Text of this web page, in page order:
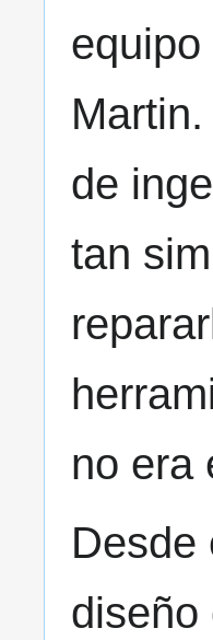
de
tan
no era
Desde
diseño